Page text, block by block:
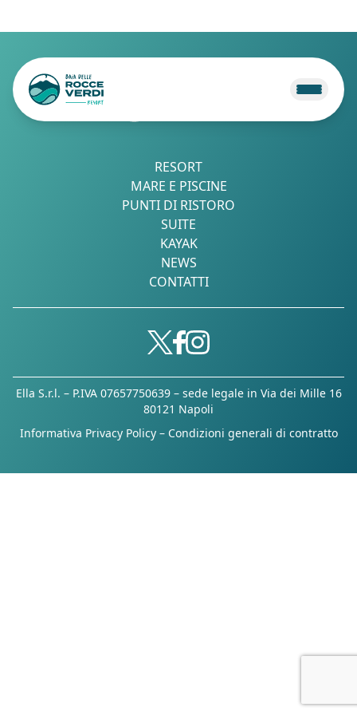
RESORT
MARE E PISCINE
PUNTI DI RISTORO
SUITE
KAYAK
NEWS
CONTATTI
Ella S.r.l. – P.IVA 07657750639 – sede legale in Via dei Mille 16
80121 Napoli
Informativa Privacy Policy– Condizioni generali di contratto